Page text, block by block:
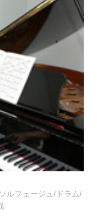
ルフェージュ/ドラム/